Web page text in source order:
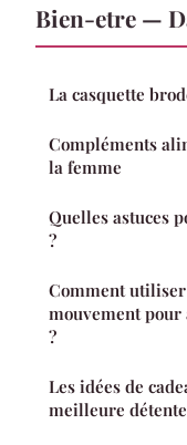
Bien-etre —
La casquette
Compléments
la femme
Quelles astuces
?
Comment
mouvement
?
Les idées de
meilleure détente